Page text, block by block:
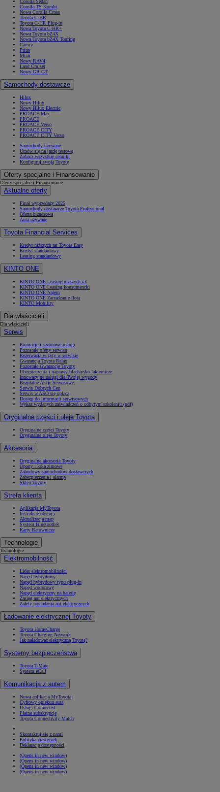
Corolla Sedan
Corolla TS Kombi
Nowa Corolla Cross
Toyota C-HR
Toyota C-HR Plug-in
Nowa Toyota C-HR+
Nowa Toyota bZ4X
Nowa Toyota bZ4X Touring
Camry
Prius
Mirai
Nowy RAV4
Land Cruiser
Nowy GR GT
Samochody dostawcze
Hilux
Nowy Hilux
Nowy Hilux Electric
PROACE Max
PROACE
PROACE Verso
PROACE CITY
PROACE CITY Verso
Samochody używane
Umów się na jazdę testową
Zobacz wszystkie cenniki
Konfiguruj swoją Toyotę
Oferty specjalne i Finansowanie
Oferty specjalne i Finansowanie
Aktualne oferty
Finał wyprzedaży 2025
Samochody dostawcze Toyota Professional
Oferta biznesowa
Auta używane
Toyota Financial Services
Kredyt niższych rat Toyota Easy
Kredyt standardowy
Leasing standardowy
KINTO ONE
KINTO ONE Leasing niższych rat
KINTO ONE Leasing konsumencki
KINTO ONE Najem
KINTO ONE Zarządzanie flotą
KINTO Mobility
Dla właścicieli
Dla właścicieli
Serwis
Promocje i sezonowe usługi
Pozostałe oferty serwisu
Rezerwacja wizyty w serwisie
Gwarancja Toyota Relax
Pozostałe Gwarancje Toyoty
Ubezpieczenia i naprawy blacharsko-lakiernicze
Innowacyjne usługi dla Twojej wygody
Bezpłatne Akcje Serwisowe
Serwis Dobrych Cen
Serwis w ASO się opłaca
Dostęp do informacji serwisowych
Wykaz wydanych zaświadczeń o odbytym szkoleniu (pdf)
Oryginalne części i oleje Toyota
Oryginalne części Toyoty
Oryginalne oleje Toyoty
Akcesoria
Oryginalne akcesoria Toyoty
Opony i koła zimowe
Zabudowy samochodów dostawczych
Zabezpieczenia i alarmy
Sklep Toyoty
Strefa klienta
Aplikacja MyToyota
Instrukcje obsługi
Aktualizacja map
System Bluetooth®
Karty Ratownicze
Technologie
Technologie
Elektromobilność
Lider elektromobilności
Napęd hybrydowy
Napęd hybrydowy typu plug-in
Napęd wodorowy
Napęd elektryczny na baterię
Zasięg aut elektrycznych
Zalety posiadania aut elektrycznych
Ładowanie elektrycznej Toyoty
Toyota HomeCharge
Toyota Charging Network
Jak naładować elektryczną Toyotę?
Systemy bezpieczeństwa
Toyota T-Mate
System eCall
Komunikacja z autem
Nowa aplikacja MyToyota
Cyfrowy opiekun auta
Usługi Connected
Płatne subskrypcje
Toyota Connectivity Match
Skontaktuj się z nami
Polityka ciasteczek
Deklaracja dostępności
(Opens in new window)
(Opens in new window)
(Opens in new window)
(Opens in new window)